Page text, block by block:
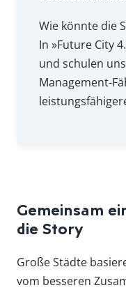
Wie könnte die
In »Future City
und schulen
Management-
Gemeinsam
die Story
Große Städte
vom besseren